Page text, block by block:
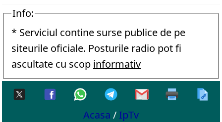
Info:
* Serviciul contine surse publice de pe
siteurile oficiale. Posturile radio pot fi
ascultate cu scop informativ
Acasa / IpTv